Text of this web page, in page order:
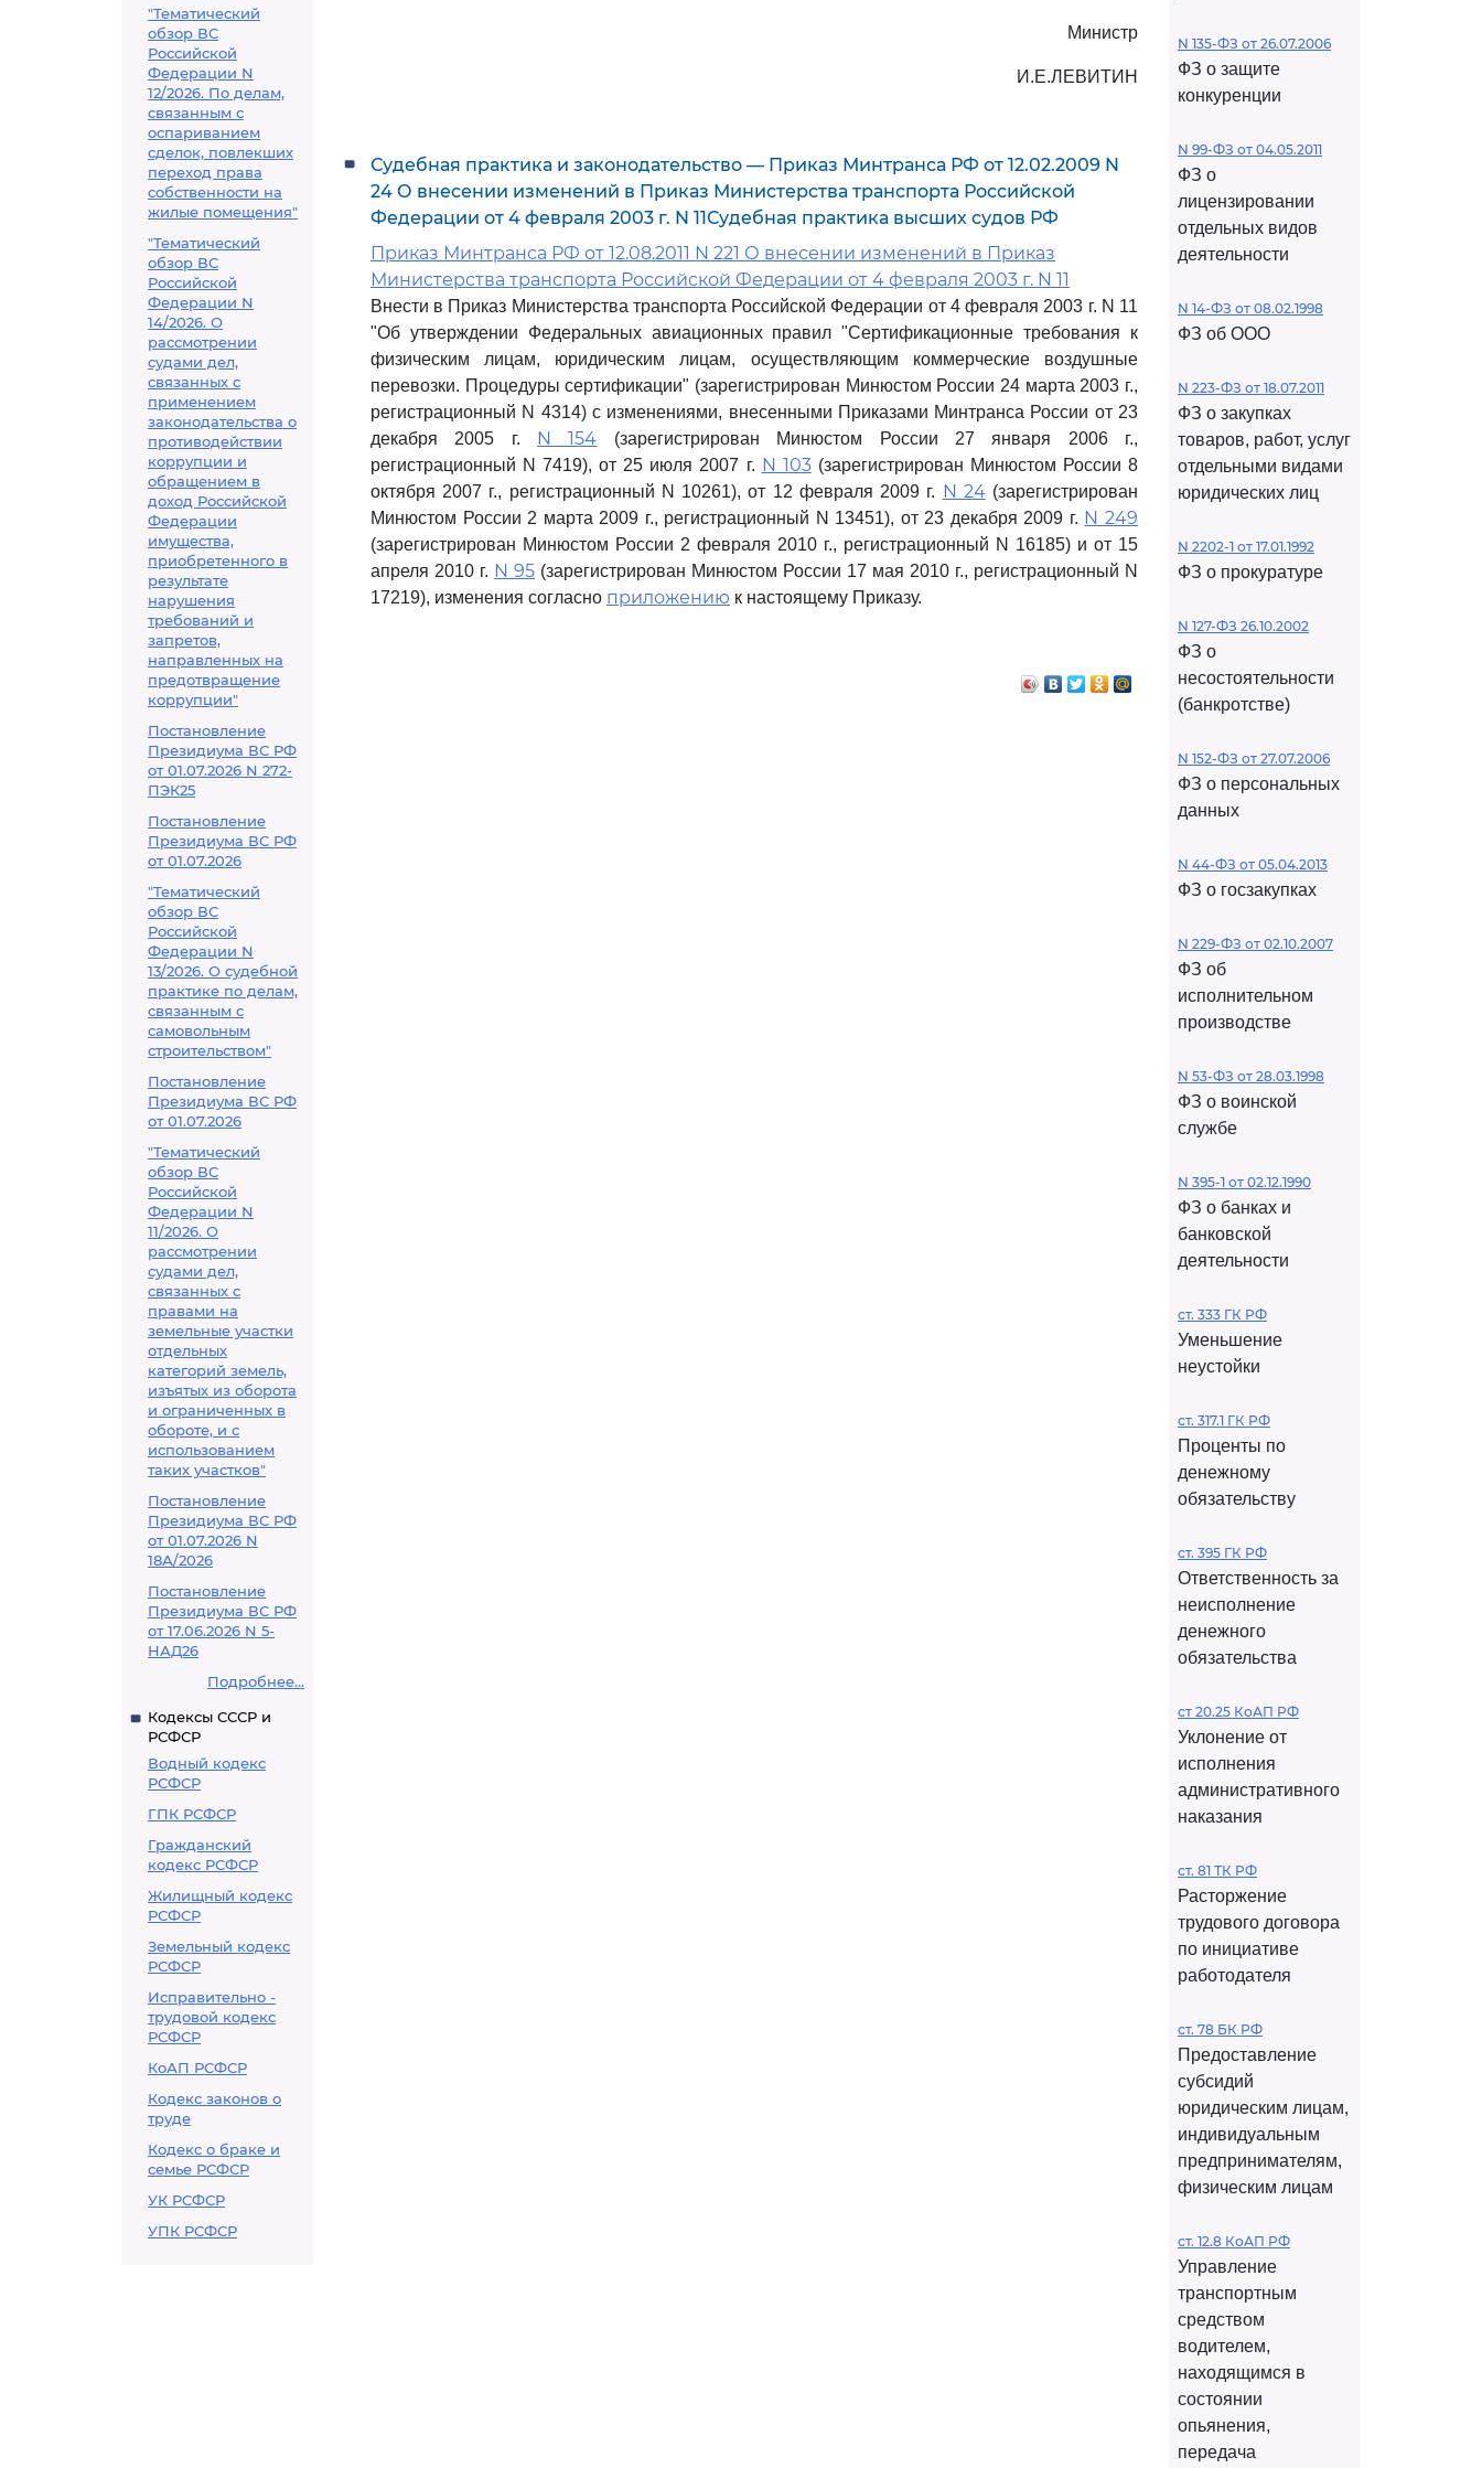
"Тематический
обзор ВС
Российской
Федерации N
12/2026. По делам,
связанным с
оспариванием
сделок, повлекших
переход права
собственности на
жилые помещения"
"Тематический
обзор ВС
Российской
Федерации N
14/2026. О
рассмотрении
судами дел,
связанных с
применением
законодательства о
противодействии
коррупции и
обращением в
доход Российской
Федерации
имущества,
приобретенного в
результате
нарушения
требований и
запретов,
направленных на
предотвращение
коррупции"
Постановление
Президиума ВС РФ
от 01.07.2026 N 272-
ПЭК25
Постановление
Президиума ВС РФ
от 01.07.2026
"Тематический
обзор ВС
Российской
Федерации N
13/2026. О судебной
практике по делам,
связанным с
самовольным
строительством"
Постановление
Президиума ВС РФ
от 01.07.2026
"Тематический
обзор ВС
Российской
Федерации N
11/2026. О
рассмотрении
судами дел,
связанных с
правами на
земельные участки
отдельных
категорий земель,
изъятых из оборота
и ограниченных в
обороте, и с
использованием
таких участков"
Постановление
Президиума ВС РФ
от 01.07.2026 N
18А/2026
Постановление
Президиума ВС РФ
от 17.06.2026 N 5-
НАД26
Подробнее...
Кодексы СССР и
РСФСР
Водный кодекс
РСФСР
ГПК РСФСР
Гражданский
кодекс РСФСР
Жилищный кодекс
РСФСР
Земельный кодекс
РСФСР
Исправительно -
трудовой кодекс
РСФСР
КоАП РСФСР
Кодекс законов о
труде
Кодекс о браке и
семье РСФСР
УК РСФСР
УПК РСФСР
Министр
И.Е.ЛЕВИТИН
Судебная практика и законодательство — Приказ Минтранса РФ от 12.02.2009 N
24 О внесении изменений в Приказ Министерства транспорта Российской
Федерации от 4 февраля 2003 г. N 11Судебная практика высших судов РФ
Приказ Минтранса РФ от 12.08.2011 N 221 О внесении изменений в Приказ
Министерства транспорта Российской Федерации от 4 февраля 2003 г. N 11
Внести в Приказ Министерства транспорта Российской Федерации от 4 февраля 2003 г. N 11
"Об утверждении Федеральных авиационных правил "Сертификационные требования к
физическим лицам, юридическим лицам, осуществляющим коммерческие воздушные
перевозки. Процедуры сертификации" (зарегистрирован Минюстом России 24 марта 2003 г.,
регистрационный N 4314) с изменениями, внесенными Приказами Минтранса России от 23
декабря 2005 г. N 154 (зарегистрирован Минюстом России 27 января 2006 г.,
регистрационный N 7419), от 25 июля 2007 г. N 103(зарегистрирован Минюстом России 8
октября 2007 г., регистрационный N 10261), от 12 февраля 2009 г. N 24(зарегистрирован
Минюстом России 2 марта 2009 г., регистрационный N 13451), от 23 декабря 2009 г. N 249
(зарегистрирован Минюстом России 2 февраля 2010 г., регистрационный N 16185) и от 15
апреля 2010 г. N 95 (зарегистрирован Минюстом России 17 мая 2010 г., регистрационный N
17219), изменения согласно приложению к настоящему Приказу.
N 135-ФЗ от 26.07.2006
ФЗ о защите
конкуренции
N 99-ФЗ от 04.05.2011
ФЗ о
лицензировании
отдельных видов
деятельности
N 14-ФЗ от 08.02.1998
ФЗ об ООО
N 223-ФЗ от 18.07.2011
ФЗ о закупках
товаров, работ, услуг
отдельными видами
юридических лиц
N 2202-1 от 17.01.1992
ФЗ о прокуратуре
N 127-ФЗ 26.10.2002
ФЗ о
несостоятельности
(банкротстве)
N 152-ФЗ от 27.07.2006
ФЗ о персональных
данных
N 44-ФЗ от 05.04.2013
ФЗ о госзакупках
N 229-ФЗ от 02.10.2007
ФЗ об
исполнительном
производстве
N 53-ФЗ от 28.03.1998
ФЗ о воинской
службе
N 395-1 от 02.12.1990
ФЗ о банках и
банковской
деятельности
ст. 333 ГК РФ
Уменьшение
неустойки
ст. 317.1 ГК РФ
Проценты по
денежному
обязательству
ст. 395 ГК РФ
Ответственность за
неисполнение
денежного
обязательства
ст 20.25 КоАП РФ
Уклонение от
исполнения
административного
наказания
ст. 81 ТК РФ
Расторжение
трудового договора
по инициативе
работодателя
ст. 78 БК РФ
Предоставление
субсидий
юридическим лицам,
индивидуальным
предпринимателям,
физическим лицам
ст. 12.8 КоАП РФ
Управление
транспортным
средством
водителем,
находящимся в
состоянии
опьянения,
передача